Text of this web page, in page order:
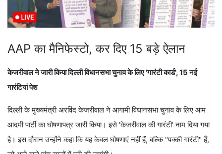
AAP का मैनिफेस्टो, कर दिए 15 बड़े ऐलान
केजरीवाल ने जारी किया दिल्ली विधानसभा चुनाव के लिए 'गारंटी कार्ड', 15 नई
गारंटियां पेश
दिल्ली के मुख्यमंत्री अरविंद केजरीवाल ने आगामी विधानसभा चुनाव के लिए आम
आदमी पार्टी का घोषणापत्र जारी किया। इसे 'केजरीवाल की गारंटी' नाम दिया गया
है। इस दौरान उन्होंने कहा कि यह केवल घोषणाएं नहीं हैं, बल्कि "पक्की गारंटी" हैं,